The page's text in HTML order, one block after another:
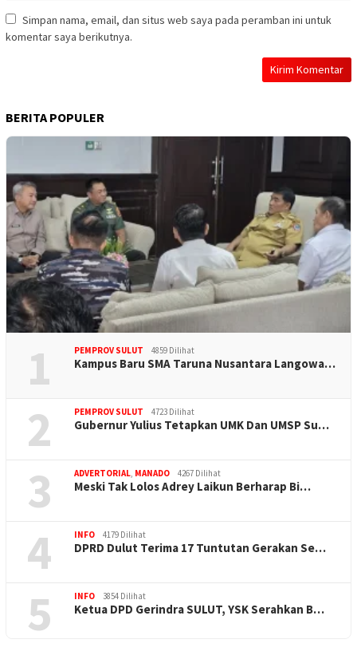
Simpan nama, email, dan situs web saya pada peramban ini untuk
komentar saya berikutnya.
BERITA POPULER
1 PEMPROV SULUT 4859 Dilihat
Kampus Baru SMA Taruna Nusantara Langowa…
2 PEMPROV SULUT 4723 Dilihat
Gubernur Yulius Tetapkan UMK Dan UMSP Su…
3 ADVERTORIAL MANADO 4267 Dilihat
Meski Tak Lolos Adrey Laikun Berharap Bi…
4 INFO 4179 Dilihat
DPRD Dulut Terima 17 Tuntutan Gerakan Se…
5 INFO 3854 Dilihat
Ketua DPD Gerindra SULUT, YSK Serahkan B…